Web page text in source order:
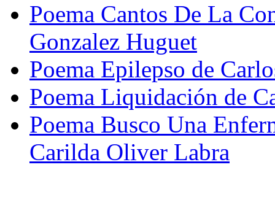
Poema Cantos De La
Gonzalez Huguet
Poema Epilepso de
Poema Liquidación de
Poema Busco Una
Carilda Oliver Labra